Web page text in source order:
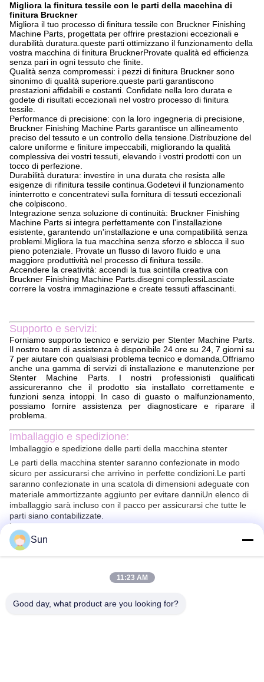
Migliora la finitura tessile con le parti della macchina di
finitura Bruckner
Migliora il tuo processo di finitura tessile con Bruckner Finishing
Machine Parts, progettata per offrire prestazioni eccezionali e
durabilità duratura.queste parti ottimizzano il funzionamento della
vostra macchina di finitura BrucknerProvate qualità ed efficienza
senza pari in ogni tessuto che finite.
Qualità senza compromessi: i pezzi di finitura Bruckner sono
sinonimo di qualità superiore.queste parti garantiscono
prestazioni affidabili e costanti. Confidate nella loro durata e
godete di risultati eccezionali nel vostro processo di finitura
tessile.
Performance di precisione: con la loro ingegneria di precisione,
Bruckner Finishing Machine Parts garantisce un allineamento
preciso del tessuto e un controllo della tensione.Distribuzione del
calore uniforme e finiture impeccabili, migliorando la qualità
complessiva dei vostri tessuti, elevando i vostri prodotti con un
tocco di perfezione.
Durabilità duratura: investire in una durata che resista alle
esigenze di rifinitura tessile continua.Godetevi il funzionamento
ininterrotto e concentratevi sulla fornitura di tessuti eccezionali
che colpiscono.
Integrazione senza soluzione di continuità: Bruckner Finishing
Machine Parts si integra perfettamente con l'installazione
esistente, garantendo un'installazione e una compatibilità senza
problemi.Migliora la tua macchina senza sforzo e sblocca il suo
pieno potenziale. Provate un flusso di lavoro fluido e una
maggiore produttività nel processo di finitura tessile.
Accendere la creatività: accendi la tua scintilla creativa con
Bruckner Finishing Machine Parts.disegni complessiLasciate
correre la vostra immaginazione e create tessuti affascinanti.
Supporto e servizi:
Forniamo supporto tecnico e servizio per Stenter Machine Parts.
Il nostro team di assistenza è disponibile 24 ore su 24, 7 giorni su
7 per aiutare con qualsiasi problema tecnico e domanda.Offriamo
anche una gamma di servizi di installazione e manutenzione per
Stenter Machine Parts. I nostri professionisti qualificati
assicureranno che il prodotto sia installato correttamente e
funzioni senza intoppi. In caso di guasto o malfunzionamento,
possiamo fornire assistenza per diagnosticare e riparare il
problema.
Imballaggio e spedizione:
Imballaggio e spedizione delle parti della macchina stenter
Le parti della macchina stenter saranno confezionate in modo
sicuro per assicurarsi che arrivino in perfette condizioni.Le parti
saranno confezionate in una scatola di dimensioni adeguate con
materiale ammortizzante aggiunto per evitare danniUn elenco di
imballaggio sarà incluso con il pacco per assicurarsi che tutte le
parti siano contabilizzate.
Le parti della macchina stenter saranno spedite tramite un
corriere affidabile. Tutti i pacchi saranno rintracciati e assicurati
per garantire una consegna sicura.ma i pacchi saranno in genere
consegnati entro 2-10 giorni.
A1. Il marchio di Stenter Machine Parts è Jayu, proveniente dalla
Sun
11:23 AM
Good day, what product are you looking for?